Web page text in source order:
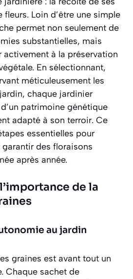
fleurs. Loin d’être une simple
permet non seulement de
substantielles, mais
à la préservation
En sélectionnant,
méticuleusement les
chaque jardinier
patrimoine génétique
adapté à son terroir. Ce
essentielles pour
des floraisons
après année.
de la
au jardin
graines est avant tout un
Chaque sachet de